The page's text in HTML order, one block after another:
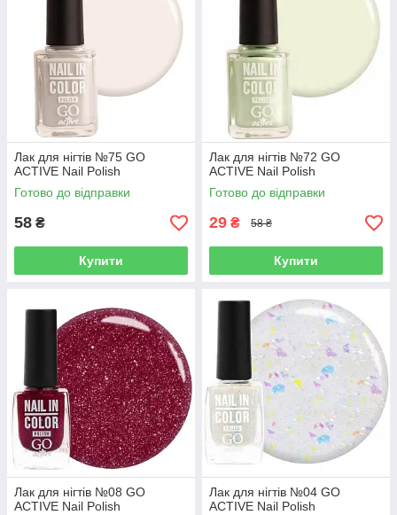
Лак для нігтів №75 GO
ACTIVE Nail Polish
Готово до відправки
58 ₴
Купити
Лак для нігтів №72 GO
ACTIVE Nail Polish
Готово до відправки
29 ₴ 58 ₴
Купити
Лак для нігтів №08 GO
ACTIVE Nail Polish
Лак для нігтів №04 GO
ACTIVE Nail Polish